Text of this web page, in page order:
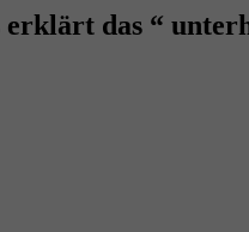
erklärt das “